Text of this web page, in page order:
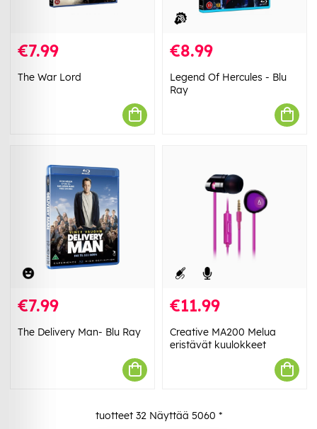
€7.99
The War Lord
€8.99
Legend Of Hercules - Blu
Ray
€7.99
The Delivery Man- Blu Ray
€11.99
Creative MA200 Melua
eristävät kuulokkeet
tuotteet 32Näyttää 5060 *